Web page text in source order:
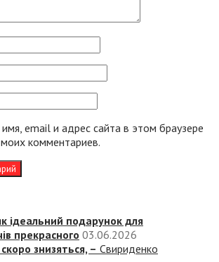
email и адрес сайта в этом браузере
комментариев.
ідеальний подарунок для
прекрасного 03.06.2026
знизяться, – Свириденко